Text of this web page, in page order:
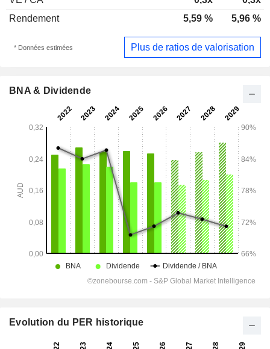
Rendement
5,59 % 5,96 %
* Données estimées Plus de ratios de valorisation
BNA & Dividende
Evolution du PER historique